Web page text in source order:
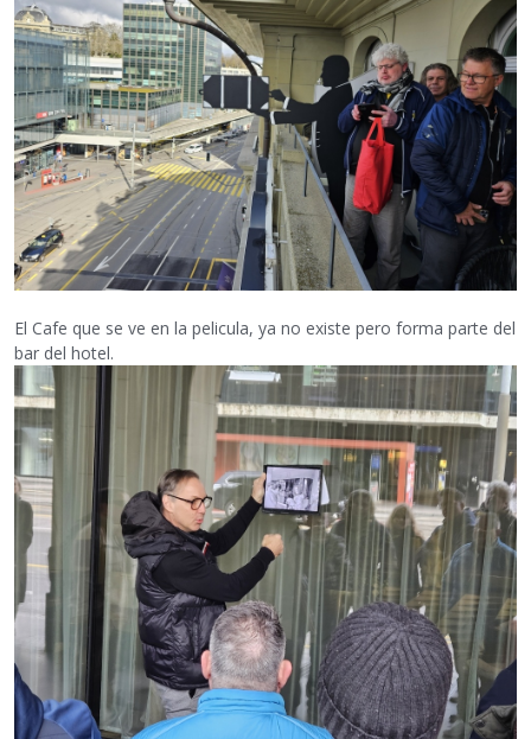
El Cafe que se ve en la pelicula, ya no existe pero forma parte del
bar del hotel.